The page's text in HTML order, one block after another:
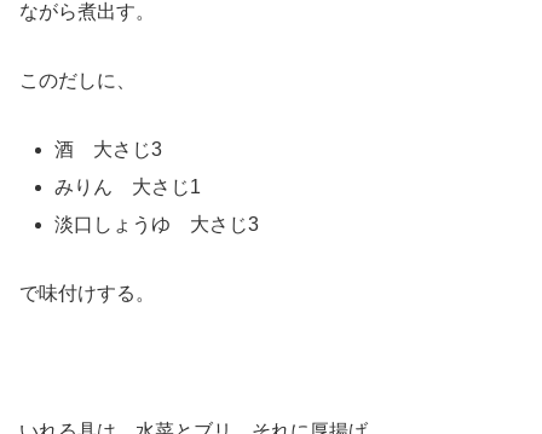
ながら煮出す。
このだしに、
酒 大さじ3
みりん 大さじ1
淡口しょうゆ 大さじ3
で味付けする。